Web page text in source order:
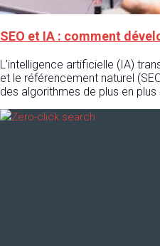
SEO et IA : comment
L’intelligence artificielle (IA)
et le référencement naturel
des algorithmes de plus en